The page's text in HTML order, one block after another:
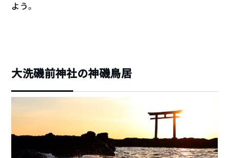
よう。
大洗磯前神社の神磯鳥居